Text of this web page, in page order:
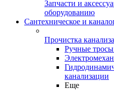
Запчасти и
оборудованию
Сантехническое и
Прочистка
Ручные
канализации
Еще